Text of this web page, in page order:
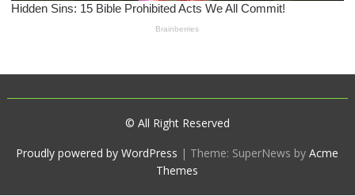
© All Right Reserved
Proudly powered by WordPress | Theme: SuperNews byAcme
Themes